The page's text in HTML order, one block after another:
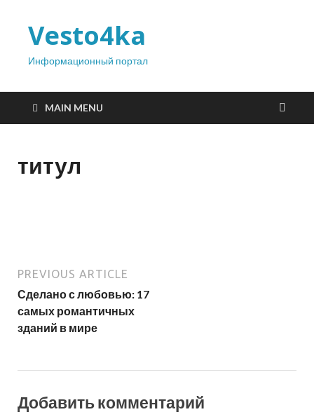
Vesto4ka
Информационный портал
MAIN MENU
титул
PREVIOUS ARTICLE
Сделано с любовью: 17
самых романтичных
зданий в мире
Добавить комментарий